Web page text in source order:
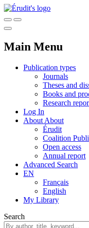
Main Menu
Publication types
Journals
Theses and
Books and
Research
Log In
About About
Érudit
Coalition
Open access
Annual report
Advanced Search
EN
Français
English
My Library
Search